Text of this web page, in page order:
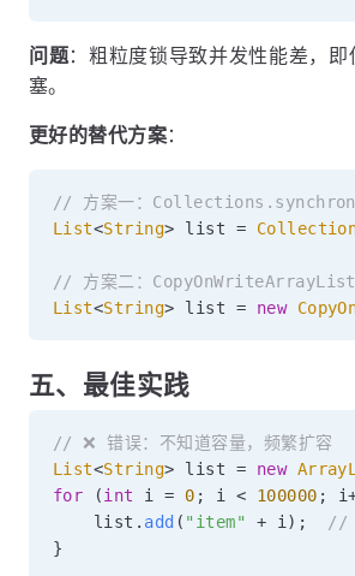
问题：粗粒度锁导致并发性能差，
塞。
更好的替代方案：
// 方案一：
List<String> list =
// 方案二：CopyOnWriteArrayList
List<String> list = new
五、最佳实践
// ❌ 错误：不知道容量，频繁扩容
List<String> list = new
for
(int i = 0 ; i < 100000 ; i
    list
. add ( "item" + i ) ;
//
}